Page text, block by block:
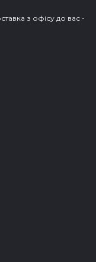
з офісу до вас -